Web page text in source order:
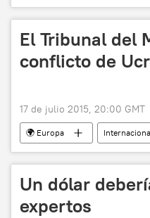
noticias
El Tribunal del
conflicto de
17 de julio 2015, 20:00 GMT
🌍 Europa
Malaysia Airlines
Die
Un dólar
expertos